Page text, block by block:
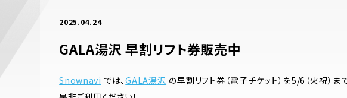
2025.04.24
GALA湯沢 早割リフト券販売中
Snownavi では、GALA湯沢 の早割リフト券（電子チケット）を5/6（火祝）